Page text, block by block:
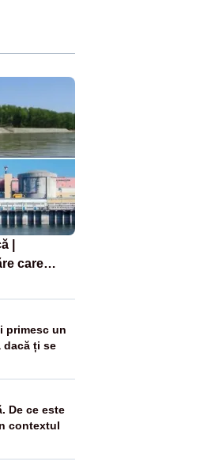
|
care
era
Ceaușescu
primesc un
dacă ți se
De ce este
contextul